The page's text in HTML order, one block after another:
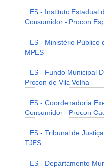
ES - Instituto Estadual
Consumidor - Procon
ES - Ministério Público
MPES
ES - Fundo Municipal
Procon de Vila Velha
ES - Coordenadoria
Consumidor - Procon
ES - Tribunal de
TJES
ES - Departamento